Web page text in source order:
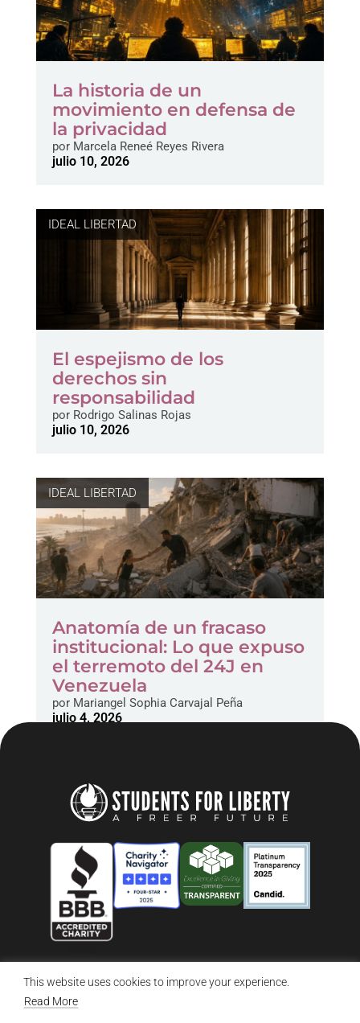
This website uses cookies to improve your experience.
Read More
La historia de un
movimiento en defensa de
la privacidad
porMarcela Reneé Reyes Rivera
julio 10, 2026
IDEAL LIBERTAD
El espejismo de los
derechos sin
responsabilidad
porRodrigo Salinas Rojas
julio 10, 2026
IDEAL LIBERTAD
Anatomía de un fracaso
institucional: Lo que expuso
el terremoto del 24J en
Venezuela
porMariangel Sophia Carvajal Peña
julio 4, 2026
© 2026 Students For Liberty, All Rights Reserved